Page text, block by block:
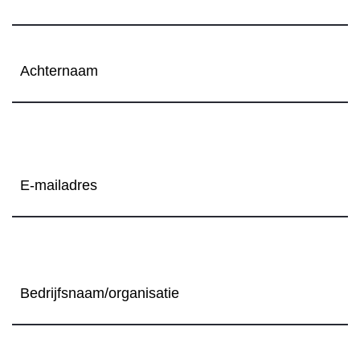
mailadres